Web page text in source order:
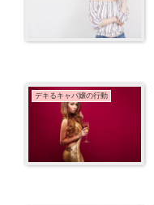
デキるキャバ嬢の行動